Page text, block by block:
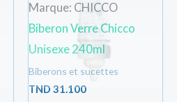
Marque: CHICCO
Biberon Verre Chicco
Unisexe 240ml
Biberons et sucettes
TND 31.100